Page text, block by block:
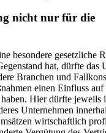
nicht nur für die
besondere gesetzliche
hat, dürfte das
Branchen und
einen Einfluss
Hier dürfte jeweils
Unternehmen
wirtschaftlich